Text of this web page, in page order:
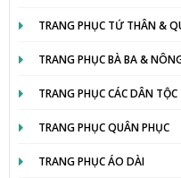
TRANG PHỤC TỨ THÂN &
TRANG PHỤC BÀ BA &
TRANG PHỤC CÁC DÂN TỘC
TRANG PHỤC QUÂN PHỤC
TRANG PHỤC ÁO DÀI